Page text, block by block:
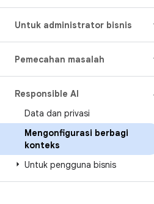
Untuk administrator bisnis
Pemecahan masalah
Responsible AI
Data dan privasi
Mengonfigurasi berbagi
konteks
Untuk pengguna bisnis